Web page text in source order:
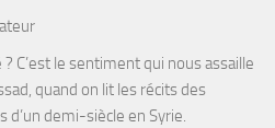
C’est le sentiment qui nous assaille
quand on lit les récits des
d’un demi-siècle en Syrie.